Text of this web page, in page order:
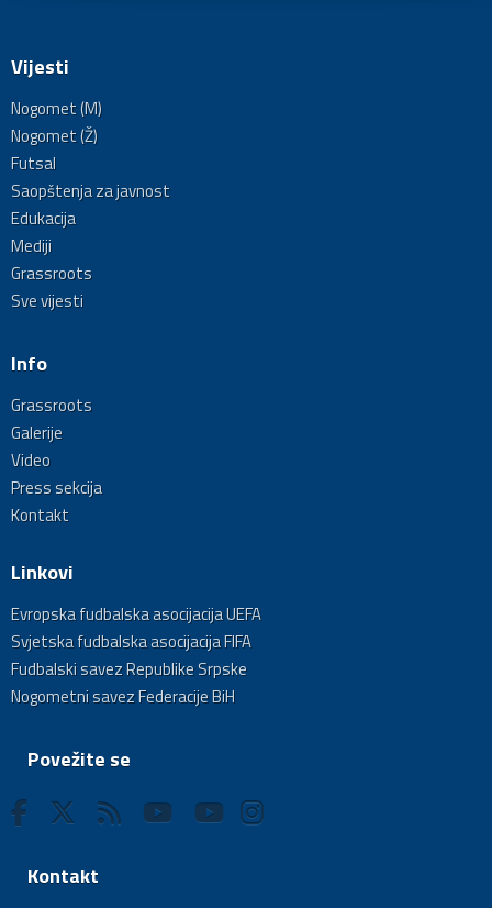
Vijesti
Nogomet (M)
Nogomet (Ž)
Futsal
Saopštenja za javnost
Edukacija
Mediji
Grassroots
Sve vijesti
Info
Grassroots
Galerije
Video
Press sekcija
Kontakt
Linkovi
Evropska fudbalska asocijacija UEFA
Svjetska fudbalska asocijacija FIFA
Fudbalski savez Republike Srpske
Nogometni savez Federacije BiH
Povežite se
Kontakt